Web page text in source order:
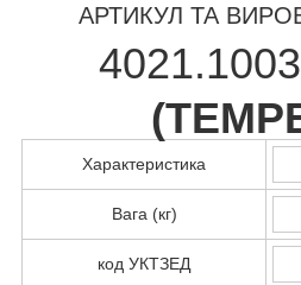
АРТИКУЛ ТА
(
Характеристика
Вага (кг)
код УКТЗЕД